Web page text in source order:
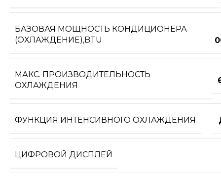
БАЗОВАЯ МОЩНОСТЬ КОНДИЦИОНЕРА
(ОХЛАЖДЕНИЕ),BTU
МАКС. ПРОИЗВОДИТЕЛЬНОСТЬ
ОХЛАЖДЕНИЯ
ФУНКЦИЯ ИНТЕНСИВНОГО ОХЛАЖДЕНИЯ
ЦИФРОВОЙ ДИСПЛЕЙ